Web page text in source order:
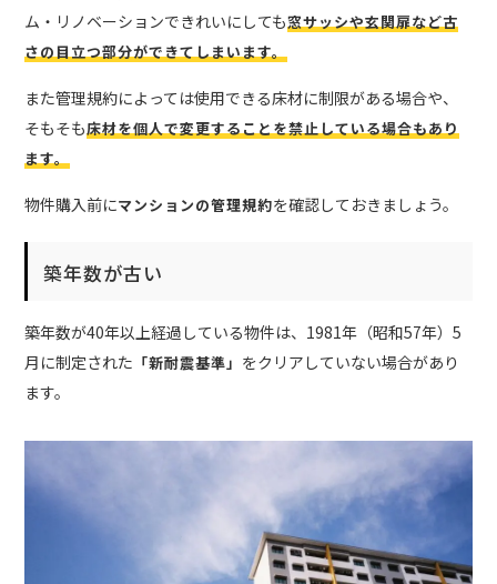
ム・リノベーションできれいにしても窓サッシや玄関扉など古
さの目立つ部分ができてしまいます。
また管理規約によっては使用できる床材に制限がある場合や、
そもそも床材を個人で変更することを禁止している場合もあり
ます。
物件購入前にマンションの管理規約を確認しておきましょう。
築年数が古い
築年数が40年以上経過している物件は、1981年（昭和57年）5
月に制定された 「新耐震基準」 をクリアしていない場合があり
ます。